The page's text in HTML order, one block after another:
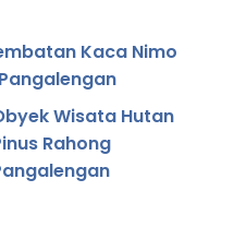
Kaca Nimo
Wisata Hutan
Rahong